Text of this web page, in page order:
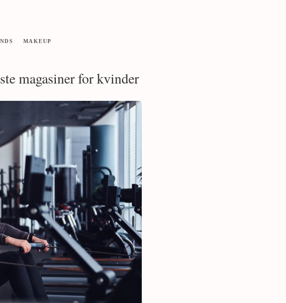
MAKEUP
magasiner for kvinder